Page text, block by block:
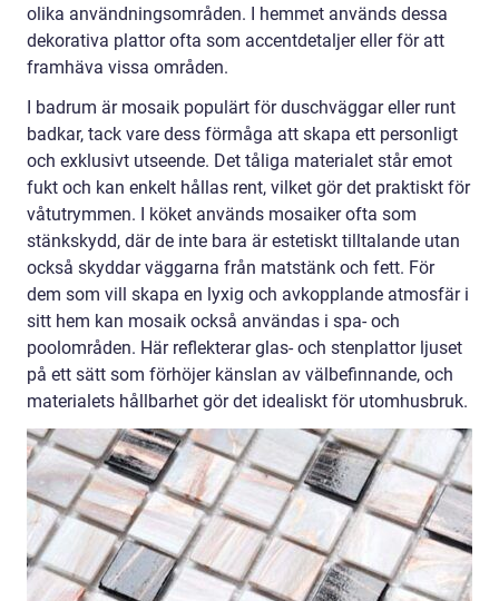
olika användningsområden. I hemmet används dessa
dekorativa plattor ofta som accentdetaljer eller för att
framhäva vissa områden.
I badrum är mosaik populärt för duschväggar eller runt
badkar, tack vare dess förmåga att skapa ett personligt
och exklusivt utseende. Det tåliga materialet står emot
fukt och kan enkelt hållas rent, vilket gör det praktiskt för
våtutrymmen. I köket används mosaiker ofta som
stänkskydd, där de inte bara är estetiskt tilltalande utan
också skyddar väggarna från matstänk och fett. För
dem som vill skapa en lyxig och avkopplande atmosfär i
sitt hem kan mosaik också användas i spa- och
poolområden. Här reflekterar glas- och stenplattor ljuset
på ett sätt som förhöjer känslan av välbefinnande, och
materialets hållbarhet gör det idealiskt för utomhusbruk.